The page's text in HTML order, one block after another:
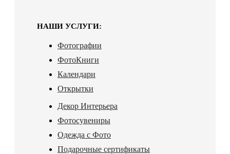
НАШИ УСЛУГИ:
Фотографии
ФотоКниги
Календари
Открытки
Декор Интерьера
Фотосувениры
Одежда с Фото
Подарочные сертификаты